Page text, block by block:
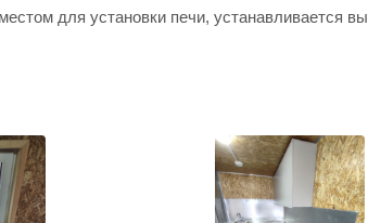
для установки печи, устанавливается